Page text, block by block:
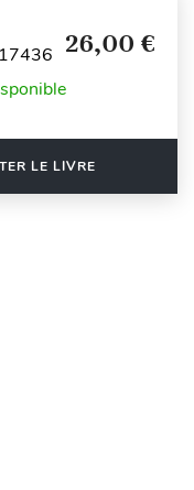
26,00 €
LE LIVRE